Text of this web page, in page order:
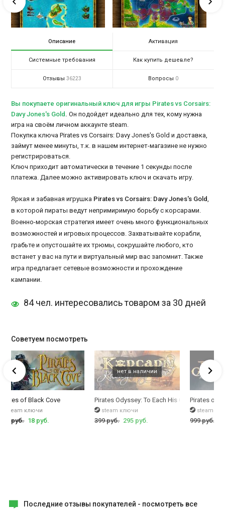
Описание Активация
Системные требования Как купить дешевле?
Отзывы 36223 Вопросы 0
Вы покупаете оригинальный ключ для игры Pirates vs Corsairs:
Davy Jones's Gold . Он подойдет идеально для тех, кому нужна
игра на своём личном аккаунте steam.
Покупка ключа Pirates vs Corsairs: Davy Jones's Gold и доставка,
займут менее минуты, т.к. в нашем интернет-магазине не нужно
регистрироваться.
Ключ приходит автоматически в течение 1 секунды после
платежа. Далее можно активировать ключ и скачать игру.
Яркая и забавная игрушка Pirates vs Corsairs: Davy Jones's Gold,
в которой пираты ведут непримиримую борьбу с корсарами.
Военно-морская стратегия имеет очень много функциональных
возможностей и игровых процессов. Захватывайте корабли,
грабьте и опустошайте их трюмы, сокрушайте любого, кто
встанет у вас на пути и виртуальный мир вас запомнит. Также
игра предлагает сетевые возможности и прохождение
кампании.
84 чел. интересовались товаром за 30 дней
Советуем посмотреть
of Black Cove
steam ключи
руб. 18 руб.
Pirates Odyssey: To Each His Own
steam ключи
399 руб. 295 руб.
Pirates of
steam
999 руб.
Последние отзывы покупателей - посмотреть все